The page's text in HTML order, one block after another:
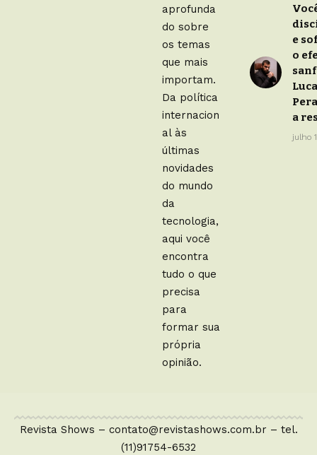
aprofunda
do sobre
os temas
que mais
importam.
Da política
internacion
al às
últimas
novidades
do mundo
da
tecnologia,
aqui você
encontra
tudo o que
precisa
para
formar sua
própria
opinião.
e
o
a
julho
Revista Shows – contato@revistashows.com.br – tel.
(11)91754-6532